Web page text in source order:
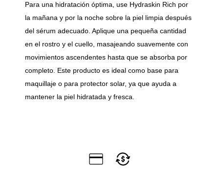
Para una hidratación óptima, use Hydraskin Rich por
la mañana y por la noche sobre la piel limpia después
del sérum adecuado. Aplique una pequeña cantidad
en el rostro y el cuello, masajeando suavemente con
movimientos ascendentes hasta que se absorba por
completo. Este producto es ideal como base para
maquillaje o para protector solar, ya que ayuda a
mantener la piel hidratada y fresca.